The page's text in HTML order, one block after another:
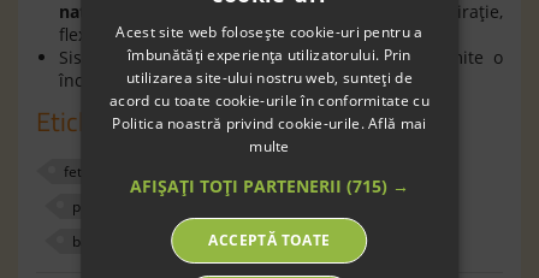
naturală,
oferă piciorului o bună respiraţie,
flexibilitate şi confort în timpul mersului;
Sistemul de prindere cubaretetiparicipermite o
încălţare rapidă a copilului.
Etichete
fete
piele naturala
barefoot
22
Acest site web folosește cookie-uri pentru a
îmbunătăți experiența utilizatorului. Prin
utilizarea site-ului nostru web, sunteți de
acord cu toate cookie-urile în conformitate cu
Politica noastră privind cookie-urile.Află mai
multe
AFIȘAȚI TOȚI PARTENERII (715) →
ACCEPTĂ TOATE